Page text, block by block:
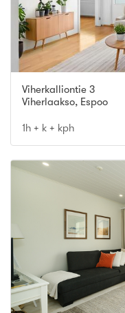
Viherkalliontie 3
Viherlaakso, Espoo
1h + k + kph